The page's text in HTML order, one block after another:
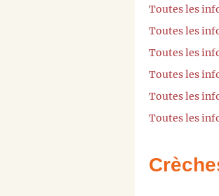
Toutes les
Toutes les
Toutes les
Toutes les
Toutes les
Toutes les